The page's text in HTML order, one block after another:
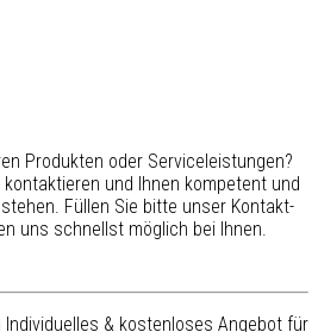
Produkten oder Serviceleistungen?
und Ihnen kompetent und
Füllen Sie bitte unser Kontakt-
uns schnellst möglich bei Ihnen.
Individuelles & kostenloses Angebot für